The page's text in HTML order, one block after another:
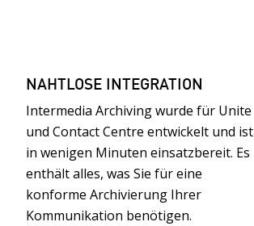
NAHTLOSE INTEGRATION
Intermedia Archiving wurde für Unite
und Contact Centre entwickelt und ist
in wenigen Minuten einsatzbereit. Es
enthält alles, was Sie für eine
konforme Archivierung Ihrer
Kommunikation benötigen.